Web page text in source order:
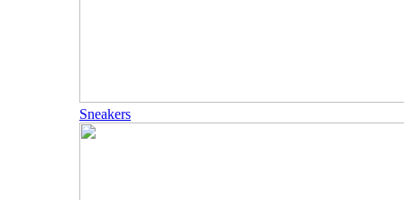
Sneakers